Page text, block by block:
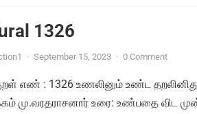
1326
· September 15, 2023 · 0 Comment
எண் : 1326 உணலினும் உண்ட
மு.வரதராசனார் உரை: உண்பதை விட